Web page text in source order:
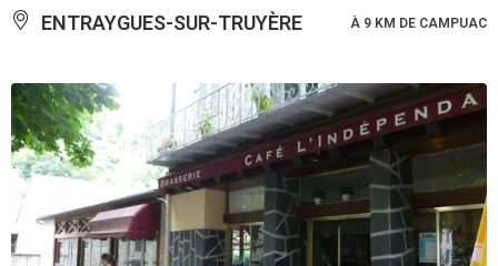
ENTRAYGUES-SUR-TRUYÈRE À 9 KM DE CAMPUAC